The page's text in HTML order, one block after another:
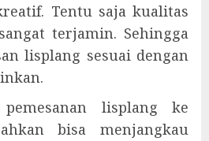
Tentu saja kualitas
terjamin. Sehingga
lisplang sesuai dengan
lisplang ke
bisa menjangkau